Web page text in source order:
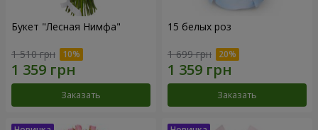
Букет "Лесная Нимфа"
1 510 грн
Заказать
15 белых роз
1 699 грн
Заказать